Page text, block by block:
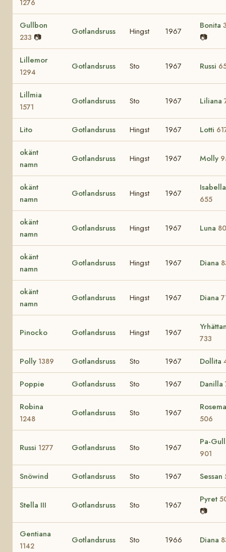
1276
Gullbon
233 📷
Gotlandsruss Hingst 1967
Bonita
📷
Lillemor
1294
Gotlandsruss Sto 1967 Russi
Lillmia
1571
Gotlandsruss Sto 1967 Liliana
Lito Gotlandsruss Hingst 1967 Lotti
okänt
namn
Gotlandsruss Hingst 1967 Molly
okänt
namn
Gotlandsruss Hingst 1967
Isabella
655
okänt
namn
Gotlandsruss Hingst 1967 Luna
okänt
namn
Gotlandsruss Hingst 1967 Diana
okänt
namn
Gotlandsruss Hingst 1967 Diana
Pinocko Gotlandsruss Hingst 1967
733
Polly 1389 Gotlandsruss Sto 1967 Dollita
Poppie Gotlandsruss Sto 1967 Danilla
Robina
1248
Gotlandsruss Sto 1967
506
Russi 1277 Gotlandsruss Sto 1967
Pa-Gull
901
Snöwind Gotlandsruss Sto 1967 Sessan
Stella III Gotlandsruss Sto 1967
Pyret
📷
Gentiana
1142
Gotlandsruss Sto 1966 Diana